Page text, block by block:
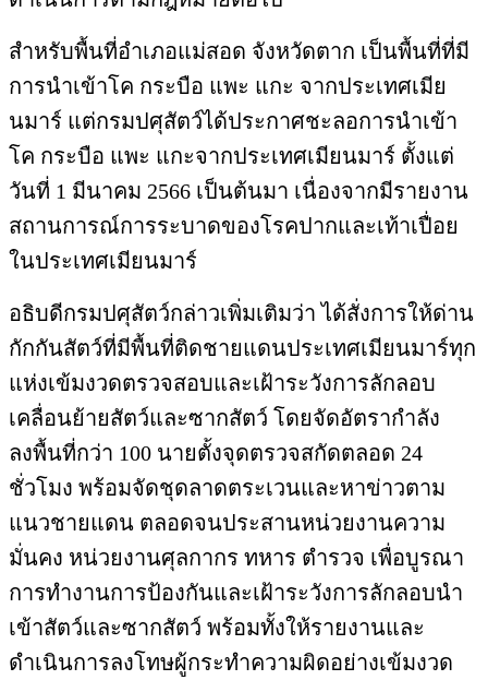
สำหรับพื้นที่อำเภอแม่สอด จังหวัดตาก เป็นพื้นที่ที่มี
การนำเข้าโค กระบือ แพะ แกะ จากประเทศเมีย
นมาร์ แต่กรมปศุสัตว์ได้ประกาศชะลอการนำเข้า
โค กระบือ แพะ แกะจากประเทศเมียนมาร์ ตั้งแต่
วันที่ 1 มีนาคม 2566 เป็นต้นมา เนื่องจากมีรายงาน
สถานการณ์การระบาดของโรคปากและเท้าเปื่อย
ในประเทศเมียนมาร์
อธิบดีกรมปศุสัตว์กล่าวเพิ่มเติมว่า ได้สั่งการให้ด่าน
กักกันสัตว์ที่มีพื้นที่ติดชายแดนประเทศเมียนมาร์ทุก
แห่งเข้มงวดตรวจสอบและเฝ้าระวังการลักลอบ
เคลื่อนย้ายสัตว์และซากสัตว์ โดยจัดอัตรากำลัง
ลงพื้นที่กว่า 100 นายตั้งจุดตรวจสกัดตลอด 24
ชั่วโมง พร้อมจัดชุดลาดตระเวนและหาข่าวตาม
แนวชายแดน ตลอดจนประสานหน่วยงานความ
มั่นคง หน่วยงานศุลกากร ทหาร ตำรวจ เพื่อบูรณา
การทำงานการป้องกันและเฝ้าระวังการลักลอบนำ
เข้าสัตว์และซากสัตว์ พร้อมทั้งให้รายงานและ
ดำเนินการลงโทษผู้กระทำความผิดอย่างเข้มงวด